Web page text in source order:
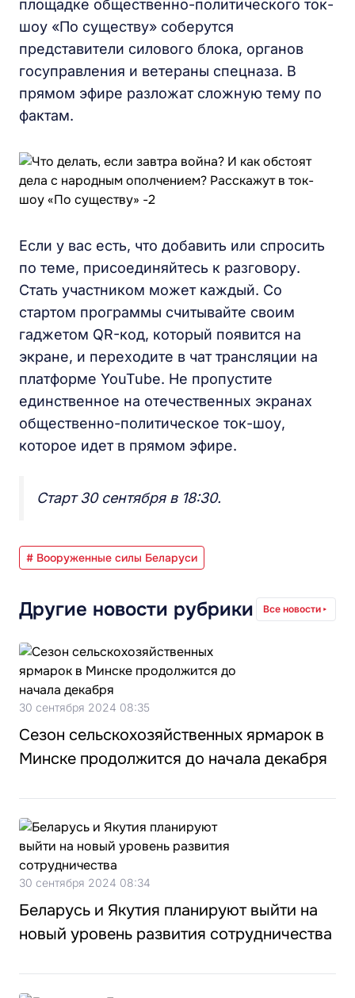
площадке общественно-политического ток-
шоу «По существу» соберутся
представители силового блока, органов
госуправления и ветераны спецназа. В
прямом эфире разложат сложную тему по
фактам.
Если у вас есть, что добавить или спросить
по теме, присоединяйтесь к разговору.
Стать участником может каждый. Со
стартом программы считывайте своим
гаджетом QR-код, который появится на
экране, и переходите в чат трансляции на
платформе YouTube. Не пропустите
единственное на отечественных экранах
общественно-политическое ток-шоу,
которое идет в прямом эфире.
Старт 30 сентября в 18:30.
# Вооруженные силы Беларуси
Другие новости рубрики Все новости
30 сентября 2024 08:35
Сезон сельскохозяйственных ярмарок в
Минске продолжится до начала декабря
30 сентября 2024 08:34
Беларусь и Якутия планируют выйти на
новый уровень развития сотрудничества